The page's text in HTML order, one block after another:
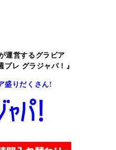
運営するグラビア
プレ グラジャパ！』
盛りだくさん!